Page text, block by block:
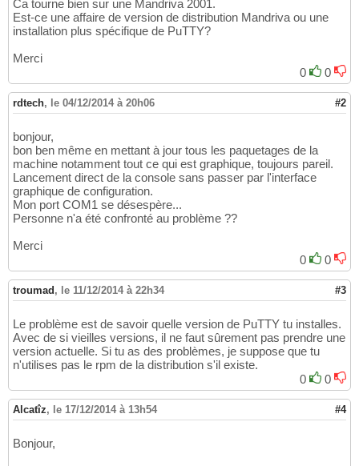
Ca tourne bien sur une Mandriva 2001.
Est-ce une affaire de version de distribution Mandriva ou une
installation plus spécifique de PuTTY?
Merci
0
0
rdtech, le 04/12/2014 à 20h06 #2
bonjour,
bon ben même en mettant à jour tous les paquetages de la
machine notamment tout ce qui est graphique, toujours pareil.
Lancement direct de la console sans passer par l'interface
graphique de configuration.
Mon port COM1 se désespère...
Personne n'a été confronté au problème ??
Merci
0
0
troumad , le 11/12/2014 à 22h34 #3
Le problème est de savoir quelle version de PuTTY tu installes.
Avec de si vieilles versions, il ne faut sûrement pas prendre une
version actuelle. Si tu as des problèmes, je suppose que tu
n'utilises pas le rpm de la distribution s'il existe.
0
0
Alcatîz, le 17/12/2014 à 13h54 #4
Bonjour,